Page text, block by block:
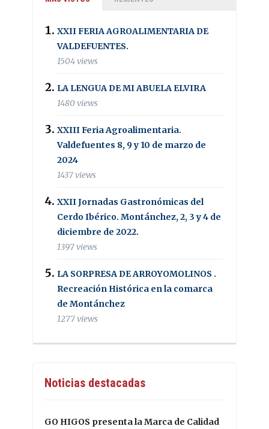
XXII FERIA AGROALIMENTARIA DE
VALDEFUENTES.
1504 views
LA LENGUA DE MI ABUELA ELVIRA
1480 views
XXIII Feria Agroalimentaria.
Valdefuentes 8, 9 y 10 de marzo de
2024
1437 views
XXII Jornadas Gastronómicas del
Cerdo Ibérico. Montánchez, 2, 3 y 4 de
diciembre de 2022.
1397 views
LA SORPRESA DE ARROYOMOLINOS .
Recreación Histórica en la comarca
de Montánchez
1277 views
Noticias destacadas
GO HIGOS presenta la Marca de Calidad